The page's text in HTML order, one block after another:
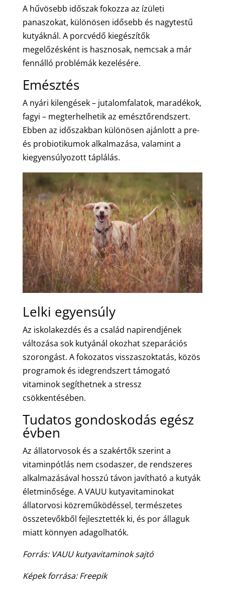
A hűvösebb időszak fokozza az ízületi
panaszokat, különösen idősebb és nagytestű
kutyáknál. A porcvédő kiegészítők
megelőzésként is hasznosak, nemcsak a már
fennálló problémák kezelésére.
Emésztés
A nyári kilengések – jutalomfalatok, maradékok,
fagyi – megterhelhetik az emésztőrendszert.
Ebben az időszakban különösen ajánlott a pre-
és probiotikumok alkalmazása, valamint a
kiegyensúlyozott táplálás.
Lelki egyensúly
Az iskolakezdés és a család napirendjének
változása sok kutyánál okozhat szeparációs
szorongást. A fokozatos visszaszoktatás, közös
programok és idegrendszert támogató
vitaminok segíthetnek a stressz
csökkentésében.
Tudatos gondoskodás egész
évben
Az állatorvosok és a szakértők szerint a
vitaminpótlás nem csodaszer, de rendszeres
alkalmazásával hosszú távon javítható a kutyák
életminősége. A VAUU kutyavitaminokat
állatorvosi közreműködéssel, természetes
összetevőkből fejlesztették ki, és por állaguk
miatt könnyen adagolhatók.
Forrás: VAUU kutyavitaminok sajtó
Képek forrása: Freepik